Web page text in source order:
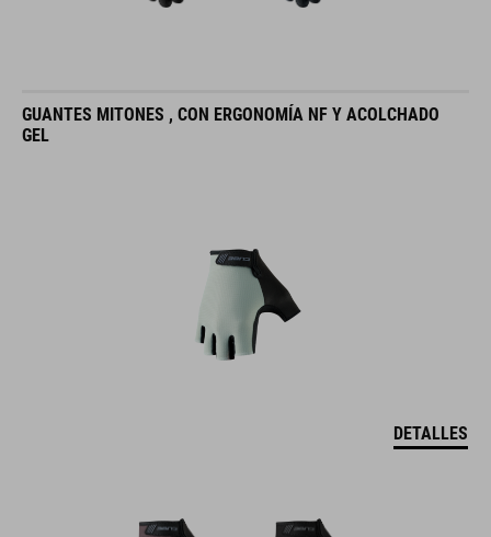
GUANTES MITONES , CON ERGONOMÍA NF Y ACOLCHADO
GEL
DETALLES